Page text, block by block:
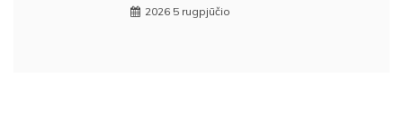
2026 5 rugpjūčio